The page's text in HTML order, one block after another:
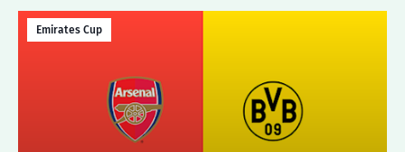
Emirates Cup